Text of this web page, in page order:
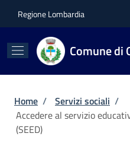
Regione Lombardia
Comune di
Briciole di pane
Home / Servizi sociali /
Accedere al servizio
(SEED)